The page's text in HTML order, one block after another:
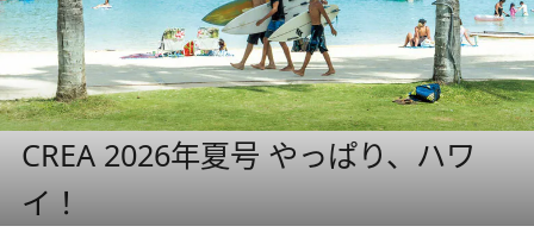
CREA 2026年夏号 やっぱり、ハワ
イ！